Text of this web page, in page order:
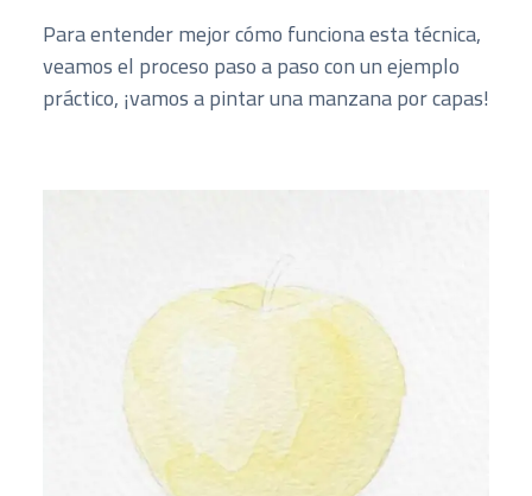
Para entender mejor cómo funciona esta técnica,
veamos el proceso paso a paso con un ejemplo
práctico, ¡vamos a pintar una manzana por capas!